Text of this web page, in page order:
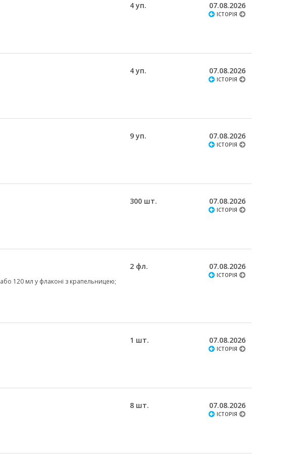
4 уп. 07.08.2026
ІСТОРІЯ
4 уп. 07.08.2026
ІСТОРІЯ
9 уп. 07.08.2026
ІСТОРІЯ
300 шт. 07.08.2026
ІСТОРІЯ
120 мл у флаконі з крапельницею;
2 фл. 07.08.2026
ІСТОРІЯ
1 шт. 07.08.2026
ІСТОРІЯ
8 шт. 07.08.2026
ІСТОРІЯ